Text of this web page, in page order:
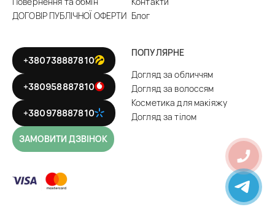
ДОГОВІР ПУБЛІЧНОЇ ОФЕРТИ Блог
+380738887810
+380958887810
+380978887810
ЗАМОВИТИ ДЗВІНОК
ПОПУЛЯРНЕ
Догляд за обличчям
Догляд за волоссям
Косметика для макіяжу
Догляд за тілом